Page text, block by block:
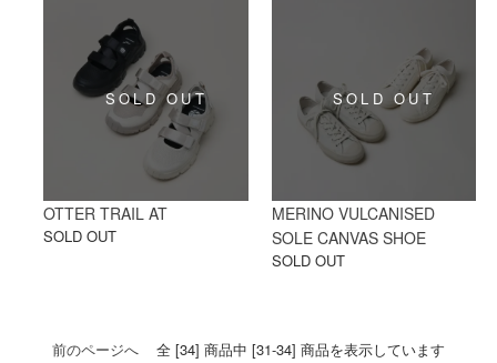
OTTER TRAIL AT
SOLD OUT
MERINO VULCANISED
SOLE CANVAS SHOE
SOLD OUT
前のページへ 全 [34] 商品中 [31-34] 商品を表示しています